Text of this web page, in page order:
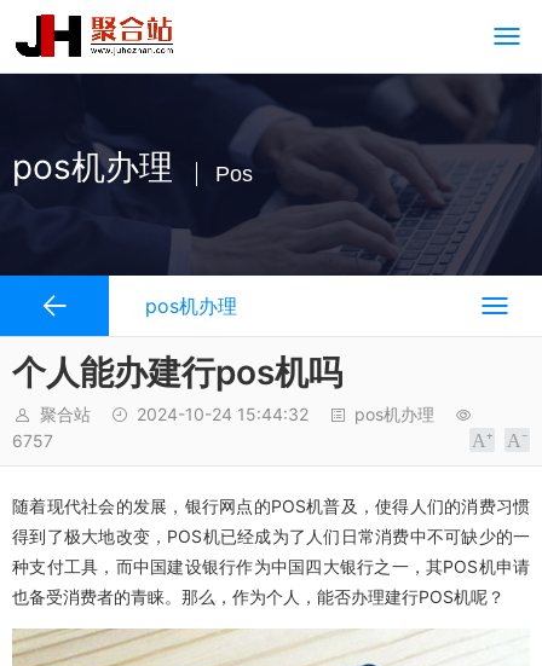
pos机办理 Pos
pos机办理
个人能办建行pos机吗
聚合站 2024-10-24 15:44:32
pos机办理
6757
随着现代社会的发展，银行网点的POS机普及，使得人们的消费习惯
得到了极大地改变，POS机已经成为了人们日常消费中不可缺少的一
种支付工具，而中国建设银行作为中国四大银行之一，其POS机申请
也备受消费者的青睐。那么，作为个人，能否办理建行POS机呢？